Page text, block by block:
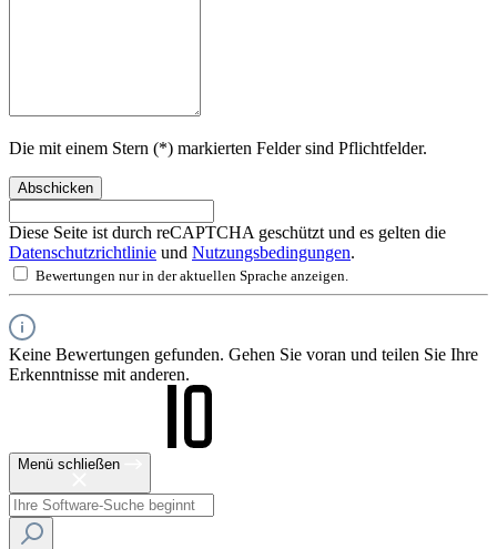
Die mit einem Stern (*) markierten Felder sind Pflichtfelder.
Abschicken
Diese Seite ist durch reCAPTCHA geschützt und es gelten die
Datenschutzrichtlinie und Nutzungsbedingungen.
Bewertungen nur in der aktuellen Sprache anzeigen.
Keine Bewertungen gefunden. Gehen Sie voran und teilen Sie Ihre
Erkenntnisse mit anderen.
Menü schließen